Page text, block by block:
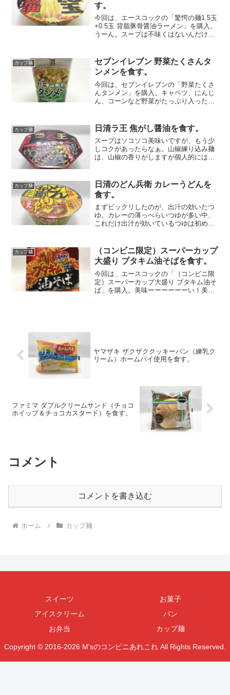
す。
今回は、エースコックの「驚愕の麺1.5玉
+0.5玉 背脂豚骨醤油ラーメン」を購入。
うーん。スープは不味くはないんだけ
ぁ…。
カップ麺
セブンイレブン 野菜たくさんタ
ンメンを食す。
今回は、セブンイレブンの「野菜たくさ
んタンメン」を購入。キャベツ、にんじ
ん、コーンなど野菜がたっぷり入ったタ
み、ほんのりとコショウが効いた塩味。
コシのある中細ちぢれ麺に...
カップ麺 日清ラ王 焦がし醤油を食す。
スープはソコソコ美味いですが、もう少
しコクがあったらなぁ。山椒練り込み麺
は、山椒の香りがしますが個人的には普
カップ麺
日清のどん兵衛 カレーうどんを
食す。
まずビックリしたのが、出汁の効いたつ
ゆ。カレーの薄っぺらいつゆが多い中、
これだけ出汁が効いているつゆは初めて
ト。
カップ麺
（コンビニ限定）スーパーカップ
大盛り ブタキム油そばを食す。
今回は、エースコックの「（コンビニ限
定）スーパーカップ大盛り ブタキム油そ
ば」を購入。美味ーーーーーーい！美味
ヤマザキ ザクザククッキーパン（練乳ク
リーム）ホームパイ使用を食す。
ファミマ ダブルクリームサンド（チョコ
ホイップ＆チョコカスタード）を食す。
コメント
コメントを書き込む
ホーム カップ麺
スイーツ
お菓子
アイスクリーム
パン
お弁当
カップ麺
Copyright © 2016-2026 M'sのコンビニあれこれ All Rights Reserved.